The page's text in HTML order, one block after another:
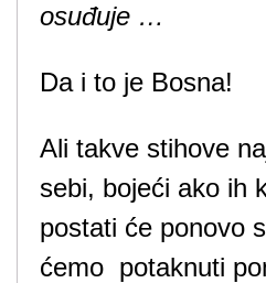
osuđuje …
Da i to je Bosna!
Ali takve stihove
sebi, bojeći ako ih
postati će ponovo
ćemo potaknuti